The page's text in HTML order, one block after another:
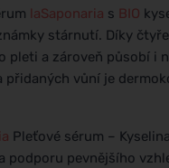
laSaponaria s BIO
stárnutí. Díky
pleti a zároveň působí i
přidaných vůní je
Pleťové sérum –
podporu pevnějšího